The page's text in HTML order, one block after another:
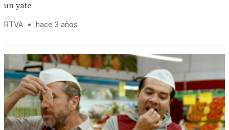
un yate
RTVA • hace 3 años